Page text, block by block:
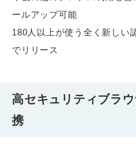
ールアップ可能
180人以上が使う全く新しい
でリリース
高セキュリティブラ
携